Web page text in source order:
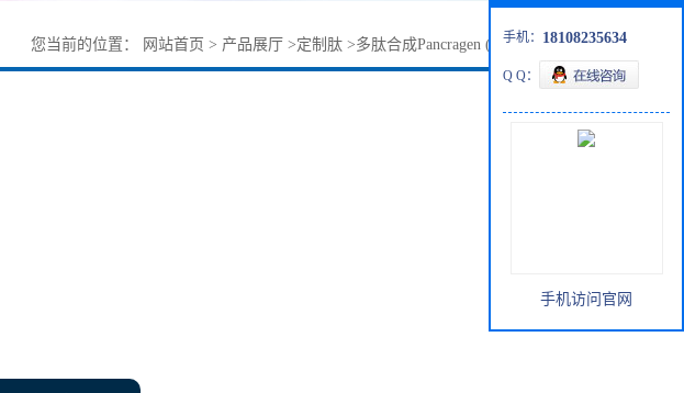
您当前的位置： 网站首页 > 产品展厅 >定制肽 >多肽合成Pancragen (Lys-Glu-Asp-Trp)
手机： 18108235634
Q Q：
手机访问官网